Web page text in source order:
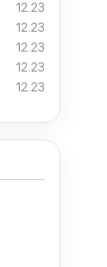
12.23
12.23
12.23
12.23
12.23